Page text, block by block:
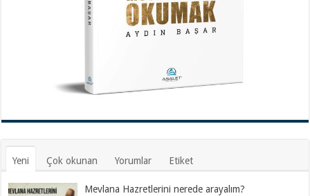
Yeni Çok okunan Yorumlar Etiket
Mevlana Hazretlerini nerede arayalım?